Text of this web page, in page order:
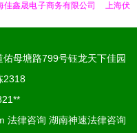
佳鑫晟电子商务有限公司
上海伏
母塘路799号钰龙天下佳园
2318
法律咨询 湖南神速法律咨询